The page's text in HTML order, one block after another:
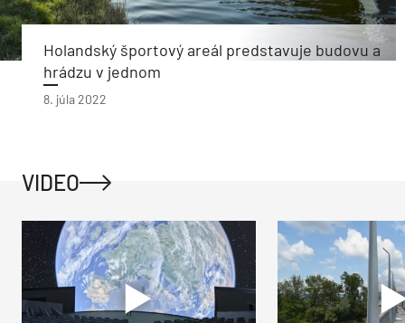
Holandský športový areál predstavuje budovu a
hrádzu v jednom
8. júla 2022
VIDEO